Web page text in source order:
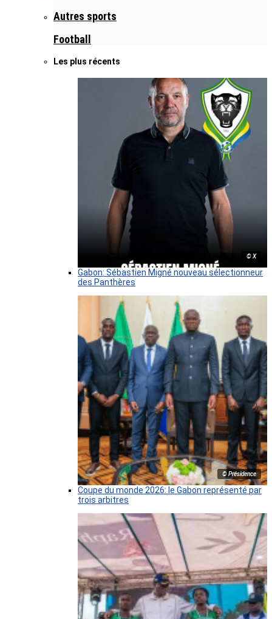
Autres sports
Football
Les plus récents
© X
Gabon: Sébastien Migné nouveau sélectionneur
des Panthères
© Présidence
Coupe du monde 2026: le Gabon représenté par
trois arbitres